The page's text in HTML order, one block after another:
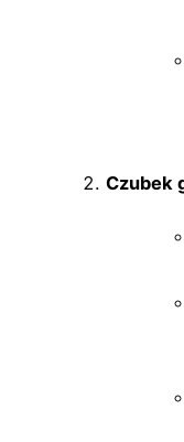
Czubek